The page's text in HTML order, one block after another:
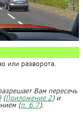
или разворота.
Вам пересечь
(Приложение 2) и
(п. 6.7).